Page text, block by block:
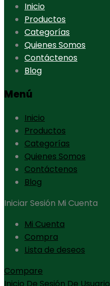
Inicio
Productos
Categorías
Quienes Somos
Contáctenos
Blog
Menú
Inicio
Productos
Categorías
Quienes Somos
Contáctenos
Blog
Iniciar Sesión Mi Cuenta
Mi Cuenta
Compra
Lista de deseos
Compare
Inicio De Sesión De Usuario